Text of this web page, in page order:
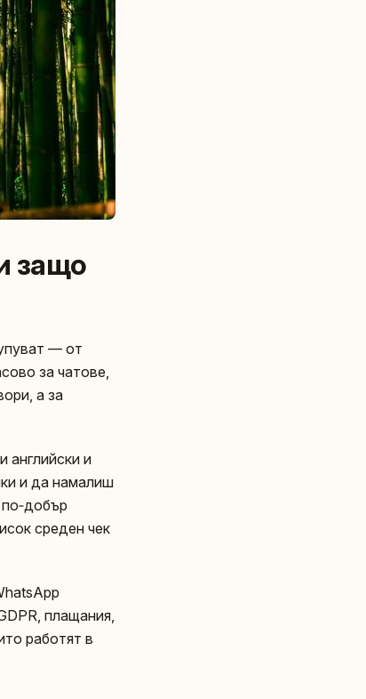
защо
— от
за чатове,
а за
английски и
и да намалиш
среден чек
плащания,
работят в